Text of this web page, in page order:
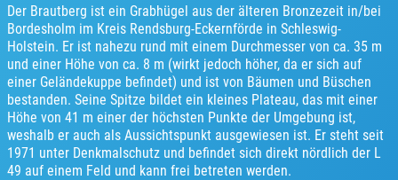
Der Brautberg ist ein Grabhügel aus der älteren Bronzezeit in/bei
Bordesholm im Kreis Rendsburg-Eckernförde in Schleswig-
Holstein. Er ist nahezu rund mit einem Durchmesser von ca. 35 m
und einer Höhe von ca. 8 m (wirkt jedoch höher, da er sich auf
einer Geländekuppe befindet) und ist von Bäumen und Büschen
bestanden. Seine Spitze bildet ein kleines Plateau, das mit einer
Höhe von 41 m einer der höchsten Punkte der Umgebung ist,
weshalb er auch als Aussichtspunkt ausgewiesen ist. Er steht seit
1971 unter Denkmalschutz und befindet sich direkt nördlich der L
49 auf einem Feld und kann frei betreten werden.